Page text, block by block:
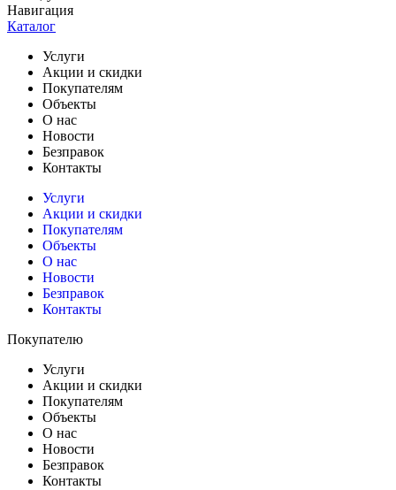
Навигация
Каталог
Услуги
Акции и скидки
Покупателям
Объекты
О нас
Новости
Безправок
Контакты
Услуги
Акции и скидки
Покупателям
Объекты
О нас
Новости
Безправок
Контакты
Покупателю
Услуги
Акции и скидки
Покупателям
Объекты
О нас
Новости
Безправок
Контакты